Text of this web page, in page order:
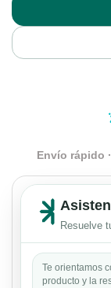
Envío rápido
Resuelve
Te orientamos
producto y la